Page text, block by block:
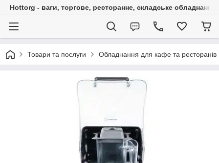
Hottorg - ваги, торгове, ресторанне, складське обладнання
Товари та послуги Обладнання для кафе та ресторанів